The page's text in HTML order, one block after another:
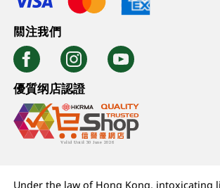
關注我們
優質纲店認證
Under the law of Hong Kong, intoxicating